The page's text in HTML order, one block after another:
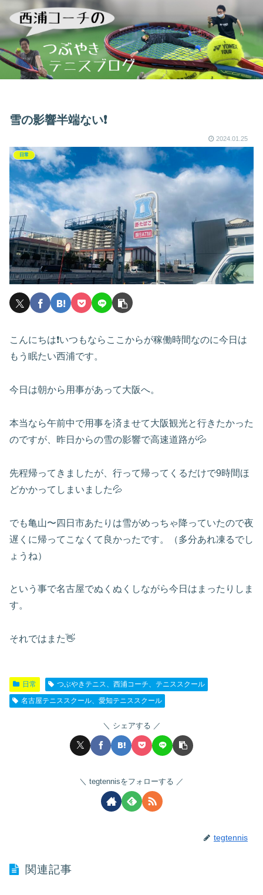
雪の影響半端ない❗️
2024.01.25
日常
こんにちは❗️いつもならここからが稼働時間なのに今日は
もう眠たい西浦です。
今日は朝から用事があって大阪へ。
本当なら午前中で用事を済ませて大阪観光と行きたかった
のですが、昨日からの雪の影響で高速道路が💦
先程帰ってきましたが、行って帰ってくるだけで9時間ほ
どかかってしまいました💦
でも亀山〜四日市あたりは雪がめっちゃ降っていたので夜
遅くに帰ってこなくて良かったです。（多分あれ凍るでし
ょうね）
という事で名古屋でぬくぬくしながら今日はまったりしま
す。
それではまた👋
日常
つぶやきテニス、西浦コーチ、テニススクール
名古屋テニススクール、愛知テニススクール
シェアする
tegtennisをフォローする
tegtennis
関連記事